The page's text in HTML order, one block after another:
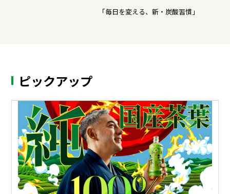
日（月）に販売開始
「毎日を変える、新・炭酸習慣」
ピックアップ